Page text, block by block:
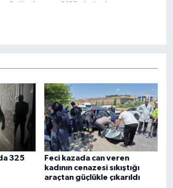
Çağlar Atmaca, 2016 yılından bu yana
325
Feci kazada can veren
kadının cenazesi sıkıştığı
araçtan güçlükle çıkarıldı